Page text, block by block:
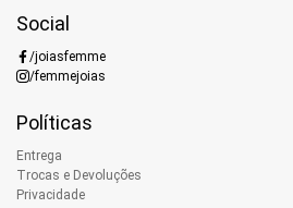
Social
/joiasfemme
/femmejoias
Políticas
Entrega
Trocas e Devoluções
Privacidade